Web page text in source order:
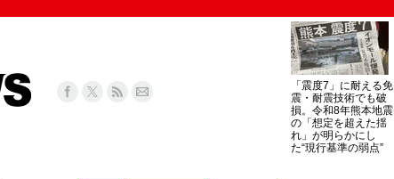
「震度7」に耐える免
震・耐震技術でも破
損。令和8年熊本地震
の「想定を超えた揺
れ」が明らかにし
た“現行基準の弱点”